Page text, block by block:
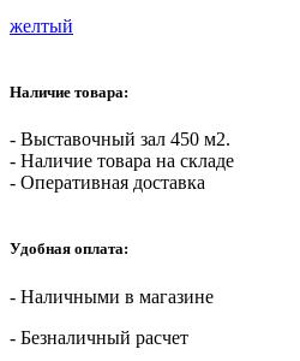
желтый
Наличие товара:
- Выставочный зал 450 м2.
- Наличие товара на складе
- Оперативная доставка
Удобная оплата:
- Наличными в магазине
- Безналичный расчет